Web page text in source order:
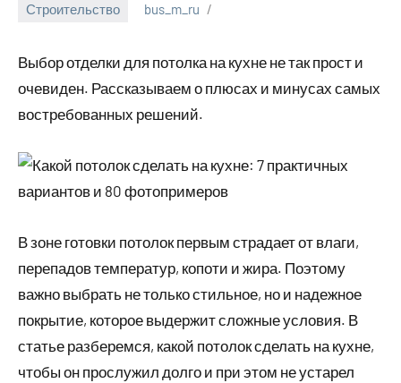
Строительство
2025
bus_m_ru
Выбор отделки для потолка на кухне не так прост и
очевиден. Рассказываем о плюсах и минусах самых
востребованных решений.
В зоне готовки потолок первым страдает от влаги,
перепадов температур, копоти и жира. Поэтому
важно выбрать не только стильное, но и надежное
покрытие, которое выдержит сложные условия. В
статье разберемся, какой потолок сделать на кухне,
чтобы он прослужил долго и при этом не устарел